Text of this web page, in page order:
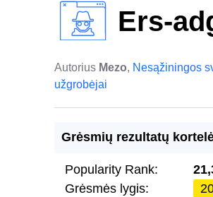
Ers-
Autorius Mezo, Nesąžiningos
užgrobėjai
Grėsmių rezultatų
Popularity Rank:
Grėsmės lygis: